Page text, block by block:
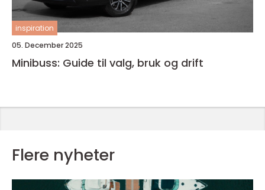
inspiration
05. December 2025
Minibuss: Guide til valg, bruk og drift
Flere nyheter